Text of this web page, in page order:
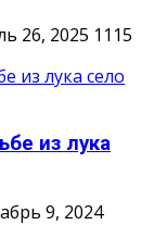
26, 2025 1115
из лука
9, 2024